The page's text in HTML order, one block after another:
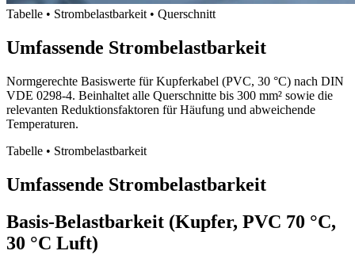
🇬🇧 🇵🇹 🇪🇸 🇫🇷 🇵🇱
Tabelle • Strombelastbarkeit • Querschnitt
Umfassende Strombelastbarkeit
Normgerechte Basiswerte für Kupferkabel (PVC, 30 °C) nach DIN
VDE 0298-4. Beinhaltet alle Querschnitte bis 300 mm² sowie die
relevanten Reduktionsfaktoren für Häufung und abweichende
Temperaturen.
Tabelle • Strombelastbarkeit
Umfassende Strombelastbarkeit
Basis-Belastbarkeit (Kupfer, PVC 70 °C,
30 °C Luft)